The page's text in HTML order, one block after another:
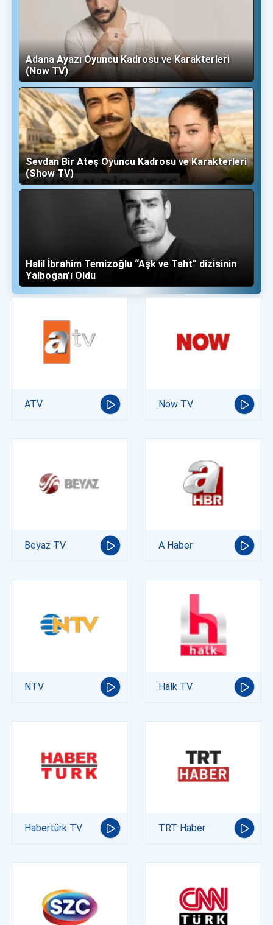
Adana Ayazı Oyuncu Kadrosu ve Karakterleri
(Now TV)
Sevdan Bir Ateş Oyuncu Kadrosu ve Karakterleri
(Show TV)
Halil İbrahim Temizoğlu “Aşk ve Taht” dizisinin
Yalboğan'ı Oldu
ATV Now TV
Beyaz TV A Haber
NTV Halk TV
Habertürk TV TRT Haber